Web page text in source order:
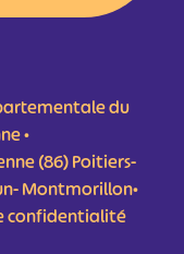
du
•
(86) Poitiers-
Montmorillon•
confidentialité